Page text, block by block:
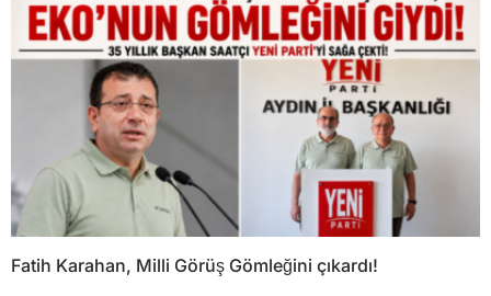
Fatih Karahan, Milli Görüş Gömleğini çıkardı!